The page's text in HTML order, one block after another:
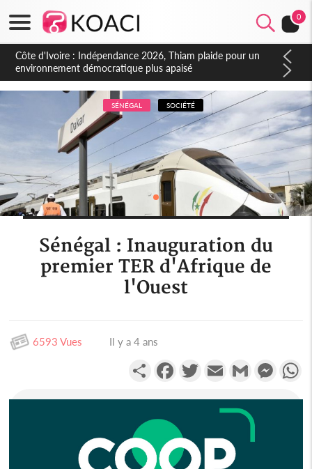
0
Côte d'Ivoire : Concours INFAS 2026, les convocations
seront disponibles à compter du samedi
SÉNÉGAL SOCIÉTÉ
Sénégal : Inauguration du
premier TER d'Afrique de
l'Ouest
6593 Vues Il y a 4 ans
PartagerFacebookTwitterEmail Gmail